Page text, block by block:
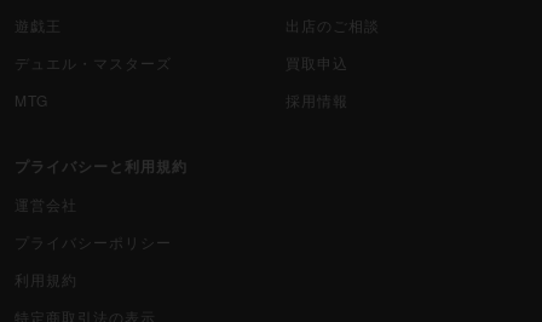
遊戯王
デュエル・マスターズ
MTG
出店のご相談
買取申込
採用情報
プライバシーと利用規約
運営会社
プライバシーポリシー
利用規約
特定商取引法の表示